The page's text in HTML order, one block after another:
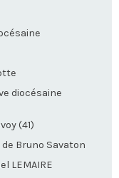
diocésaine
(41)
Bruno Savaton
LEMAIRE